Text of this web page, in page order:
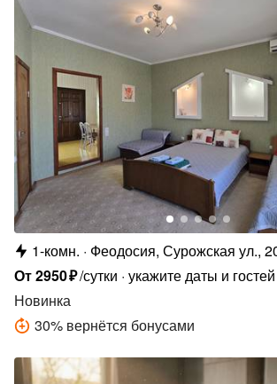
1-комн.
Феодосия, Сурожская ул.,
От2950₽/сутки укажите даты и гостей
Новинка
30% вернётся бонусами